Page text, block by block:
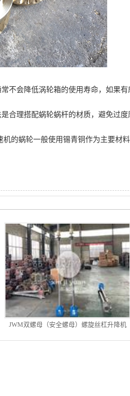
不会降低涡轮箱的使用寿命，如果
合理搭配蜗轮蜗杆的材质，避免过
的蜗轮一般使用锡青铜作为主要
JWM双螺母（安全螺母）螺旋丝杠升降机